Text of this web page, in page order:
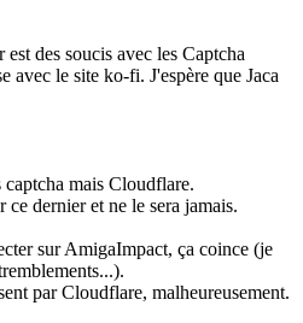
des soucis avec les Captcha
avec le site ko-fi. J'espère que Jaca
mais Cloudflare.
ce dernier et ne le sera jamais.
sur AmigaImpact, ça coince (je
par Cloudflare, malheureusement.